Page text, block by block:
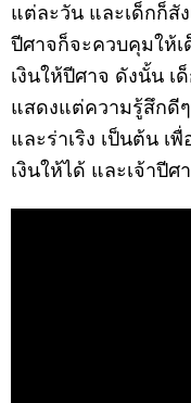
แต่ละวัน และเด็กก็สั
ปีศาจก็จะควบคุมให้เ
เงินให้ปีศาจ ดังนั้น เ
แสดงแต่ความรู้สึกดี
และร่าเริง เป็นต้น เ
เงินให้ได้ และเจ้าปีศ